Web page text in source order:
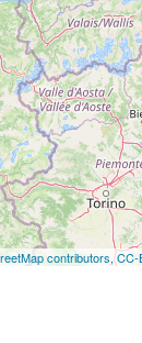
contributors,CC-